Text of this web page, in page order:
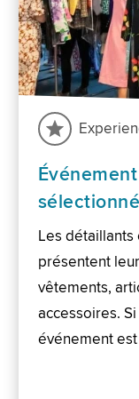
Les détaillants
présentent
vêtements,
accessoires.
événement